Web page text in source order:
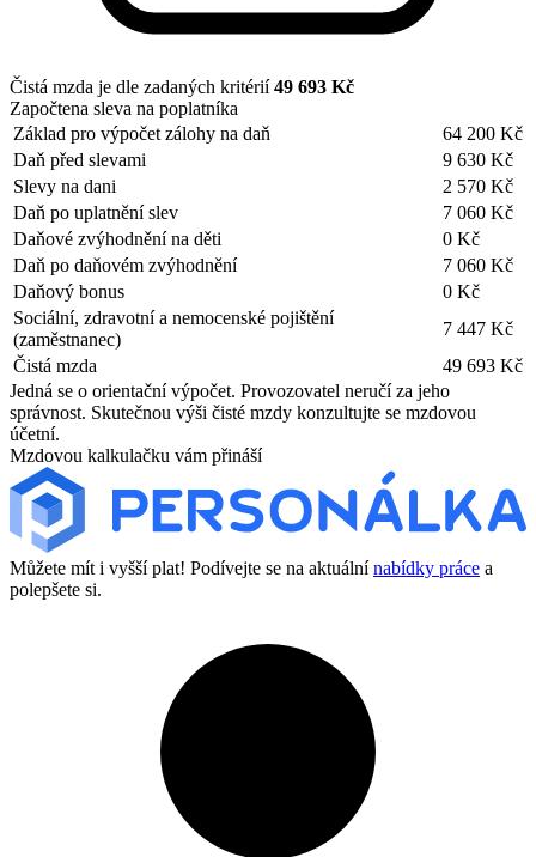
Čistá mzda je dle zadaných kritérií49 693 Kč
Započtena sleva na poplatníka
Základ pro výpočet zálohy na daň
64 200 Kč
Daň před slevami
9 630 Kč
Slevy na dani
2 570 Kč
Daň po uplatnění slev
7 060 Kč
Daňové zvýhodnění na děti
0 Kč
Daň po daňovém zvýhodnění
7 060 Kč
Daňový bonus
0 Kč
Sociální, zdravotní a nemocenské pojištění
(zaměstnanec)
7 447 Kč
Čistá mzda
49 693 Kč
Jedná se o orientační výpočet. Provozovatel neručí za jeho
správnost. Skutečnou výši čisté mzdy konzultujte se mzdovou
účetní.
Mzdovou kalkulačku vám přináší
Můžete mít i vyšší plat! Podívejte se na aktuálnínabídky práce a
polepšete si.